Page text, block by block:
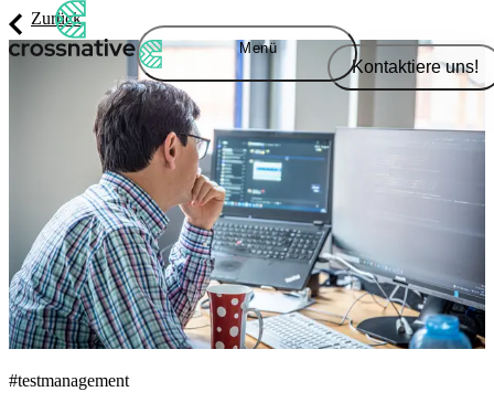
Kontaktiere uns!
Menü
Zurück
#testmanagement